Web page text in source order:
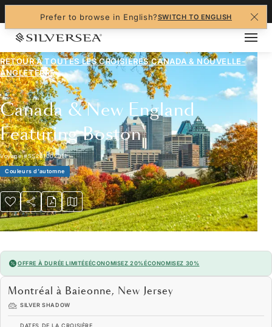
Prefer to browse in English?SWITCH TO ENGLISH
RETOUR À TOUTES LESCROISIÈRES CANADA & NOUVELLE-
ANGLETERRE
Canada & New England
Featuring Boston
Voyage#SS261002011
Couleurs d’automne
OFFRE À DURÉE LIMITÉEÉCONOMISEZ 20%ÉCONOMISEZ 30%
Montréal à Baieonne, New Jersey
SILVER SHADOW
DATES DE LA CROISIÈRE